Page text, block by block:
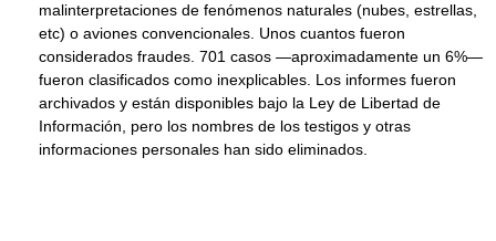
malinterpretaciones de fenómenos naturales (nubes, estrellas,
etc) o aviones convencionales. Unos cuantos fueron
considerados fraudes. 701 casos —aproximadamente un 6%—
fueron clasificados como inexplicables. Los informes fueron
archivados y están disponibles bajo la Ley de Libertad de
Información, pero los nombres de los testigos y otras
informaciones personales han sido eliminados.